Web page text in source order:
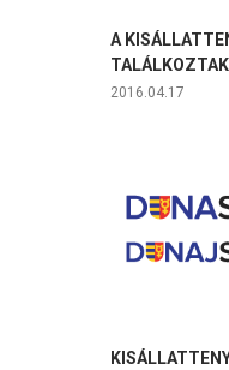
A
TALÁLKOZTAK
2016.04.17